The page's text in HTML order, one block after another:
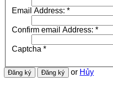
Email Address: *
Confirm email Address: *
Captcha *
or Hủy